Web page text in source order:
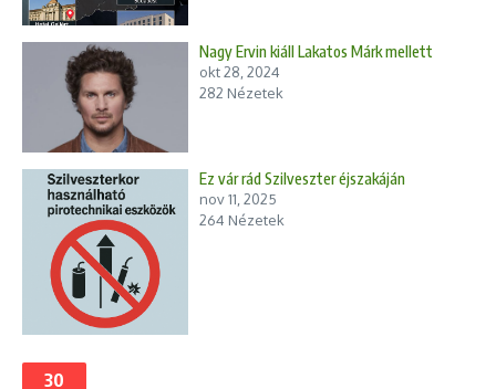
Nagy Ervin kiáll Lakatos Márk mellett
okt 28, 2024
282 Nézetek
Ez vár rád Szilveszter éjszakáján
nov 11, 2025
264 Nézetek
30